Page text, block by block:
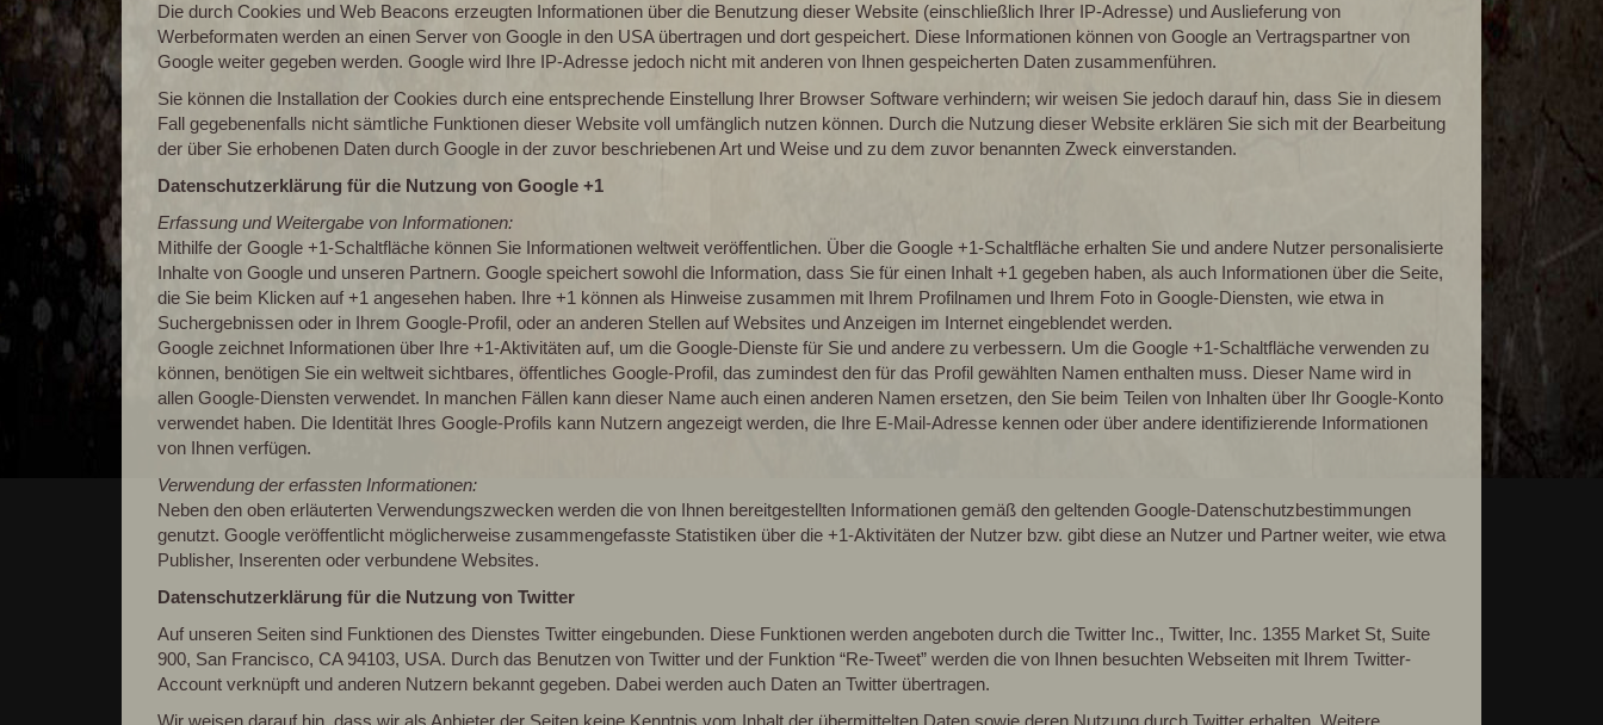
Die durch Cookies und Web Beacons erzeugten Informationen über die Benutzung dieser Website (einschließlich Ihrer IP-Adresse) und Auslieferung von
Werbeformaten werden an einen Server von Google in den USA übertragen und dort gespeichert. Diese Informationen können von Google an Vertragspartner von
Google weiter gegeben werden. Google wird Ihre IP-Adresse jedoch nicht mit anderen von Ihnen gespeicherten Daten zusammenführen.
Sie können die Installation der Cookies durch eine entsprechende Einstellung Ihrer Browser Software verhindern; wir weisen Sie jedoch darauf hin, dass Sie in diesem
Fall gegebenenfalls nicht sämtliche Funktionen dieser Website voll umfänglich nutzen können. Durch die Nutzung dieser Website erklären Sie sich mit der Bearbeitung
der über Sie erhobenen Daten durch Google in der zuvor beschriebenen Art und Weise und zu dem zuvor benannten Zweck einverstanden.
Datenschutzerklärung für die Nutzung von Google +1
Erfassung und Weitergabe von Informationen:
Mithilfe der Google +1-Schaltfläche können Sie Informationen weltweit veröffentlichen. Über die Google +1-Schaltfläche erhalten Sie und andere Nutzer personalisierte
Inhalte von Google und unseren Partnern. Google speichert sowohl die Information, dass Sie für einen Inhalt +1 gegeben haben, als auch Informationen über die Seite,
die Sie beim Klicken auf +1 angesehen haben. Ihre +1 können als Hinweise zusammen mit Ihrem Profilnamen und Ihrem Foto in Google-Diensten, wie etwa in
Suchergebnissen oder in Ihrem Google-Profil, oder an anderen Stellen auf Websites und Anzeigen im Internet eingeblendet werden.
Google zeichnet Informationen über Ihre +1-Aktivitäten auf, um die Google-Dienste für Sie und andere zu verbessern. Um die Google +1-Schaltfläche verwenden zu
können, benötigen Sie ein weltweit sichtbares, öffentliches Google-Profil, das zumindest den für das Profil gewählten Namen enthalten muss. Dieser Name wird in
allen Google-Diensten verwendet. In manchen Fällen kann dieser Name auch einen anderen Namen ersetzen, den Sie beim Teilen von Inhalten über Ihr Google-Konto
verwendet haben. Die Identität Ihres Google-Profils kann Nutzern angezeigt werden, die Ihre E-Mail-Adresse kennen oder über andere identifizierende Informationen
von Ihnen verfügen.
Verwendung der erfassten Informationen:
Neben den oben erläuterten Verwendungszwecken werden die von Ihnen bereitgestellten Informationen gemäß den geltenden Google-Datenschutzbestimmungen
genutzt. Google veröffentlicht möglicherweise zusammengefasste Statistiken über die +1-Aktivitäten der Nutzer bzw. gibt diese an Nutzer und Partner weiter, wie etwa
Publisher, Inserenten oder verbundene Websites.
Datenschutzerklärung für die Nutzung von Twitter
Auf unseren Seiten sind Funktionen des Dienstes Twitter eingebunden. Diese Funktionen werden angeboten durch die Twitter Inc., Twitter, Inc. 1355 Market St, Suite
900, San Francisco, CA 94103, USA. Durch das Benutzen von Twitter und der Funktion “Re-Tweet” werden die von Ihnen besuchten Webseiten mit Ihrem Twitter-
Account verknüpft und anderen Nutzern bekannt gegeben. Dabei werden auch Daten an Twitter übertragen.
Wir weisen darauf hin, dass wir als Anbieter der Seiten keine Kenntnis vom Inhalt der übermittelten Daten sowie deren Nutzung durch Twitter erhalten. Weitere